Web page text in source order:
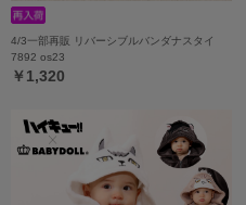
4/3一部再販 リバーシブルバンダナスタイ
7892 os23
￥1,320